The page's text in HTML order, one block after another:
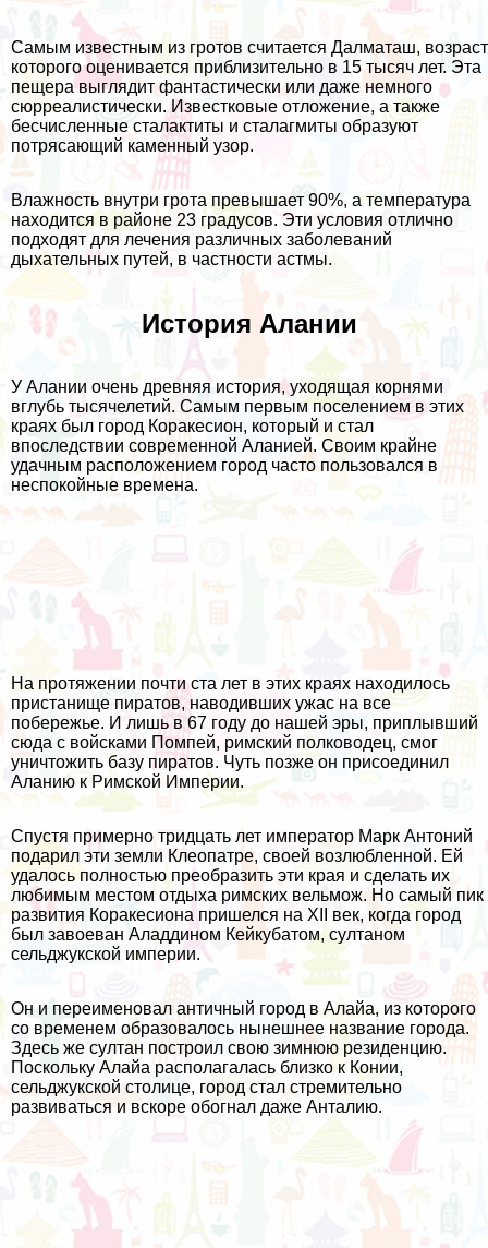
Самым известным из гротов считается Далматаш, возраст
которого оценивается приблизительно в 15 тысяч лет. Эта
пещера выглядит фантастически или даже немного
сюрреалистически. Известковые отложение, а также
бесчисленные сталактиты и сталагмиты образуют
потрясающий каменный узор.
Влажность внутри грота превышает 90%, а температура
находится в районе 23 градусов. Эти условия отлично
подходят для лечения различных заболеваний
дыхательных путей, в частности астмы.
История Алании
У Алании очень древняя история, уходящая корнями
вглубь тысячелетий. Самым первым поселением в этих
краях был город Коракесион, который и стал
впоследствии современной Аланией. Своим крайне
удачным расположением город часто пользовался в
неспокойные времена.
На протяжении почти ста лет в этих краях находилось
пристанище пиратов, наводивших ужас на все
побережье. И лишь в 67 году до нашей эры, приплывший
сюда с войсками Помпей, римский полководец, смог
уничтожить базу пиратов. Чуть позже он присоединил
Аланию к Римской Империи.
Спустя примерно тридцать лет император Марк Антоний
подарил эти земли Клеопатре, своей возлюбленной. Ей
удалось полностью преобразить эти края и сделать их
любимым местом отдыха римских вельмож. Но самый пик
развития Коракесиона пришелся на XII век, когда город
был завоеван Аладдином Кейкубатом, султаном
сельджукской империи.
Он и переименовал античный город в Алайа, из которого
со временем образовалось нынешнее название города.
Здесь же султан построил свою зимнюю резиденцию.
Поскольку Алайа располагалась близко к Конии,
сельджукской столице, город стал стремительно
развиваться и вскоре обогнал даже Анталию.